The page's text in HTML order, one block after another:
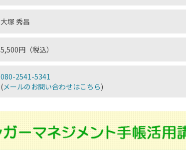
大塚 秀昌
5,500円（税込）
080-2541-5341
(メールのお問い合わせはこちら)